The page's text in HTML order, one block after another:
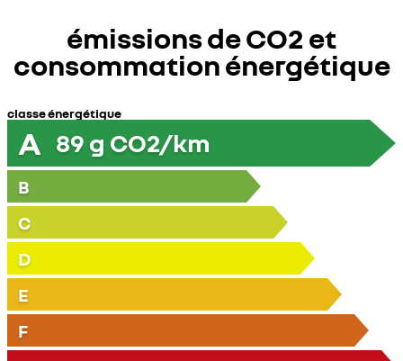
émissions de CO2 et
consommation énergétique
classe énergétique
A 89 g CO2/km
B
C
D
E
F